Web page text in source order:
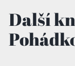
Další